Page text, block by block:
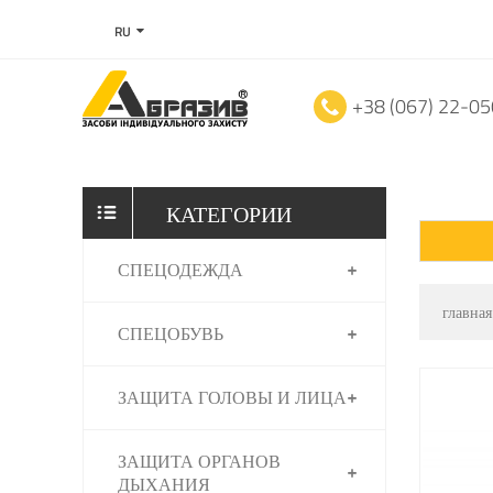
RU
+38 (067) 22-
КАТЕГОРИИ
СПЕЦОДЕЖДА
СПЕЦОБУВЬ
ЗАЩИТА ГОЛОВЫ И ЛИЦА
ЗАЩИТА ОРГАНОВ
ДЫХАНИЯ
главная